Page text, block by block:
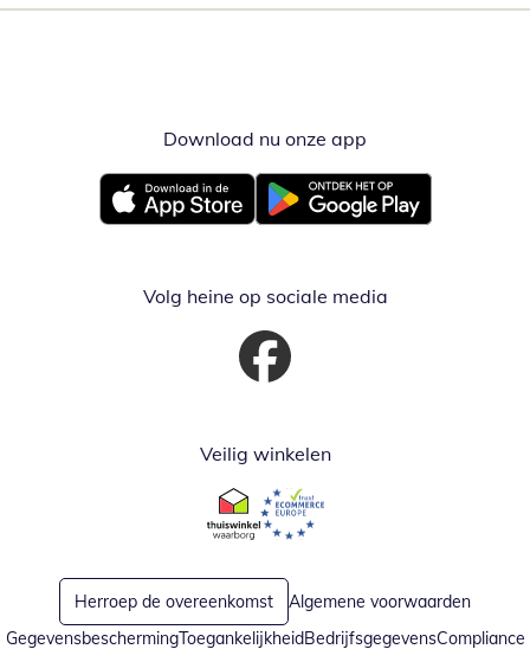
Download nu onze app
Opent in nieuw vensterOpent in nieuw venster
Volg heine op sociale media
Opent in nieuw venster
Veilig winkelen
Opent in nieuw venster
Opent in nieuw venster
Herroep de overeenkomst
Algemene voorwaarden
GegevensbeschermingToegankelijkheidBedrijfsgegevensCompliance